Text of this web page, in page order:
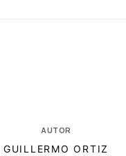
AUTOR
GUILLERMO ORTIZ